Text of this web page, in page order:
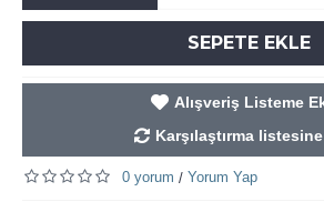
SEPETE EKLE
Alışveriş Listeme
Karşılaştırma
0 yorum / Yorum Yap